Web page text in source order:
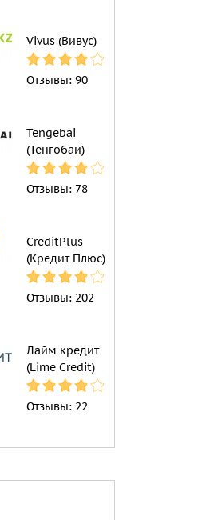
Vivus (Вивус)
Отзывы: 90
Tengebai
(Тенгобаи)
Отзывы: 78
CreditPlus
(Кредит Плюс)
Отзывы: 202
Лайм кредит
(Lime Credit)
Отзывы: 22